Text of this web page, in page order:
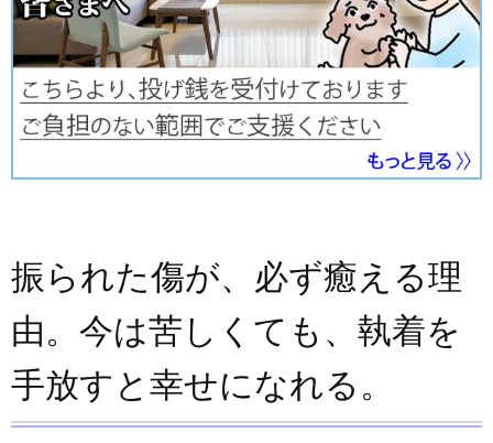
振られた傷が、必ず癒える理
由。今は苦しくても、執着を
手放すと幸せになれる。